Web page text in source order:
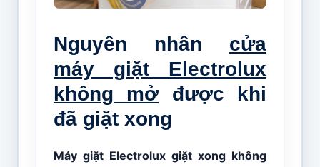
Nguyên nhân cửa
máy giặt Electrolux
không mở được khi
đã giặt xong
Máy giặt Electrolux giặt xong không